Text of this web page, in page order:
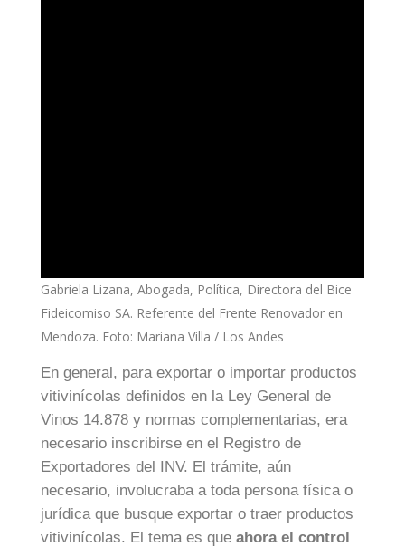
Gabriela Lizana, Abogada, Política, Directora del Bice
Fideicomiso SA. Referente del Frente Renovador en
Mendoza. Foto: Mariana Villa / Los Andes
En general, para exportar o importar productos
vitivinícolas definidos en la Ley General de
Vinos 14.878 y normas complementarias, era
necesario inscribirse en el Registro de
Exportadores del INV. El trámite, aún
necesario, involucraba a toda persona física o
jurídica que busque exportar o traer productos
vitivinícolas. El tema es que ahora el control